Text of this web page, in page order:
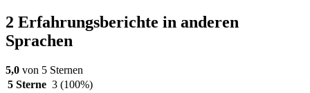
2 Erfahrungsberichte in anderen
Sprachen
5,0 von 5 Sternen
5 Sterne 3 (100%)